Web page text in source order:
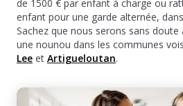
de 1500 € par enfant à charge ou
enfant pour une garde alternée,
Sachez que nous serons sans
une nounou dans les communes
Lee et Artigueloutan.